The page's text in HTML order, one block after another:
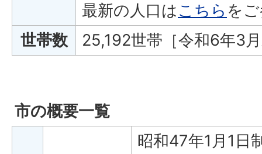
最新の人口はこちら を
世帯数
25,192世帯［令和6年3
市の概要一覧
昭和47年1月1日